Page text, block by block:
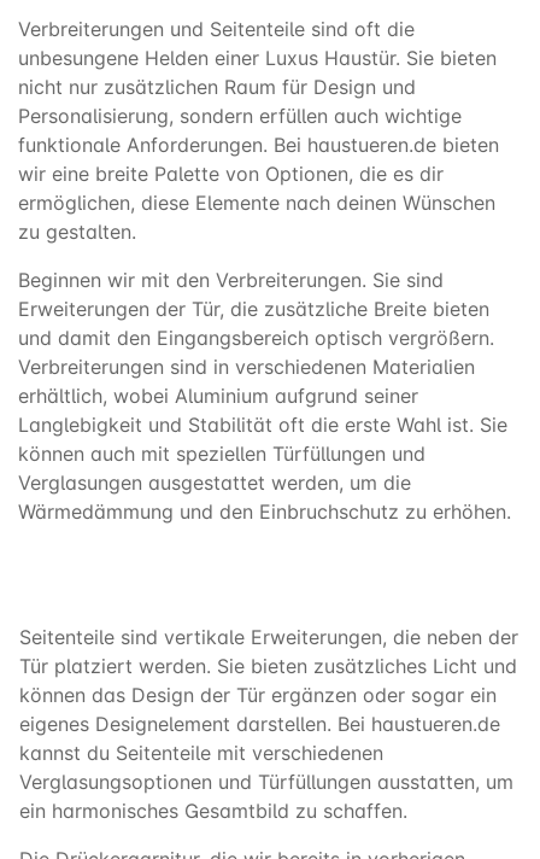
Verbreiterungen und Seitenteile sind oft die
unbesungene Helden einer Luxus Haustür. Sie bieten
nicht nur zusätzlichen Raum für Design und
Personalisierung, sondern erfüllen auch wichtige
funktionale Anforderungen. Bei haustueren.de bieten
wir eine breite Palette von Optionen, die es dir
ermöglichen, diese Elemente nach deinen Wünschen
zu gestalten.
Beginnen wir mit den Verbreiterungen. Sie sind
Erweiterungen der Tür, die zusätzliche Breite bieten
und damit den Eingangsbereich optisch vergrößern.
Verbreiterungen sind in verschiedenen Materialien
erhältlich, wobei Aluminium aufgrund seiner
Langlebigkeit und Stabilität oft die erste Wahl ist. Sie
können auch mit speziellen Türfüllungen und
Verglasungen ausgestattet werden, um die
Wärmedämmung und den Einbruchschutz zu erhöhen.
Seitenteile sind vertikale Erweiterungen, die neben der
Tür platziert werden. Sie bieten zusätzliches Licht und
können das Design der Tür ergänzen oder sogar ein
eigenes Designelement darstellen. Bei haustueren.de
kannst du Seitenteile mit verschiedenen
Verglasungsoptionen und Türfüllungen ausstatten, um
ein harmonisches Gesamtbild zu schaffen.